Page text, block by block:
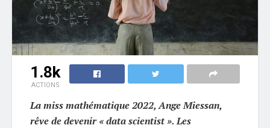
1.8k
ACTIONS
La miss mathématique 2022, Ange Miessan,
rêve de devenir « data scientist ». Les